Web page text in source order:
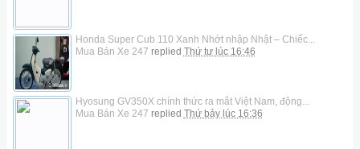
Honda Super Cub 110 Xanh Nhớt nhập Nhật – Chiếc...
Mua Bán Xe 247 replied Thứ tư lúc 16:46
Hyosung GV350X chính thức ra mắt Việt Nam, động...
Mua Bán Xe 247 replied Thứ bảy lúc 16:36